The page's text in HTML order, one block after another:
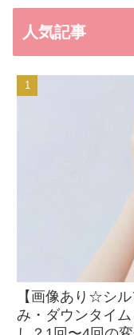
人気記事
【画像あり☆シ
み・ダウンタイ